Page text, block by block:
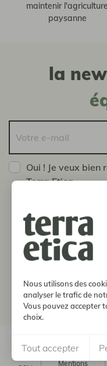
Nous utilisons des
analyser le trafic de
Vous pouvez accepter
choix.
Tout accepter
maintenir l'agriculture
paysanne
la
Oui ! Je veux bien
Terra Etica
Vous pouvez vous
envoyant un
Mentions